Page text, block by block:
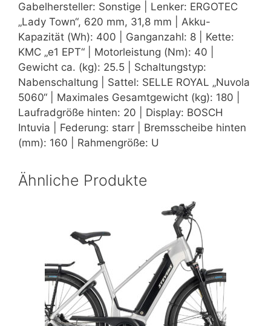
Gabelhersteller: Sonstige | Lenker: ERGOTEC
„Lady Town“, 620 mm, 31,8 mm | Akku-
Kapazität (Wh): 400 | Ganganzahl: 8 | Kette:
KMC „e1 EPT“ | Motorleistung (Nm): 40 |
Gewicht ca. (kg): 25.5 | Schaltungstyp:
Nabenschaltung | Sattel: SELLE ROYAL „Nuvola
5060“ | Maximales Gesamtgewicht (kg): 180 |
Laufradgröße hinten: 20 | Display: BOSCH
Intuvia | Federung: starr | Bremsscheibe hinten
(mm): 160 | Rahmengröße: U
Ähnliche Produkte